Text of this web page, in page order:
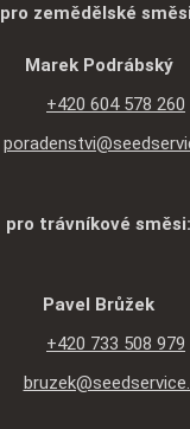
pro zemědělské
Marek Podrábský
+420 604 578 260
pro trávníkové směsi:
Pavel Brůžek
+420 733 508 979